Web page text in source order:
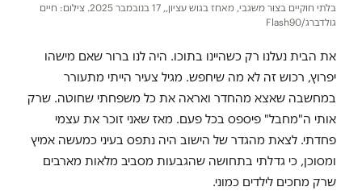
בלתי חוקיים בצור משגבי, מאחז בגוש עציון,, 17 בנובמבר 2025. צילום: חיים
גולדברג/Flash90
את הבית נעלנו רק כשהיינו בתוכו. היה לנו ברור שאם מישהו
יפרוץ, רכוש זה לא מה שיחפש. מגיל צעיר הייתי מתעורר
במחשבה שאצא מהחדר ואראה את כל משפחתי שחוטה. שרק
אותי ה"מחבל" פיספס בכל פעם. מאז שאני זוכר את עצמי
פחדתי. לצאת מהגדר של הישוב היה נתפס בעיני כמעשה אמיץ
ומסוכן, כי גדלתי בתחושה שהגבעות מסביב מלאות מארבים
שרק מחכים לילדים כמוני.